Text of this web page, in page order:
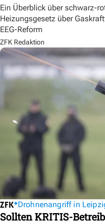
Ein Überblick über schwarz-
Heizungsgesetz über
EEG-Reform
ZFK Redaktion
Drohnenangriff in
Sollten KRITIS-